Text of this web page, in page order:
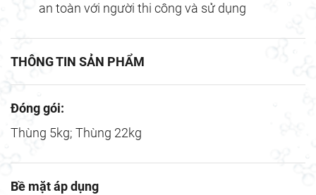
an toàn với người thi công và sử dụng
THÔNG TIN SẢN PHẨM
Đóng gói:
Thùng 5kg; Thùng 22kg
Bề mặt áp dụng